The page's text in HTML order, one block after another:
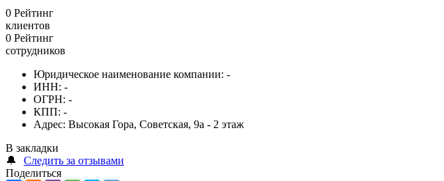
0 Рейтинг
клиентов
0 Рейтинг
сотрудников
Юридическое наименование компании: -
ИНН: -
ОГРН: -
КПП: -
Адрес: Высокая Гора, Советская, 9а - 2 этаж
В закладки
🔔
Следить за отзывами
Поделиться